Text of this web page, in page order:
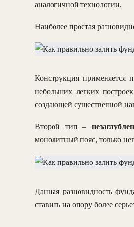
аналогичной технологии.
Наиболее простая
Конструкция применяется
небольших легких
создающей существенной
Второй тип –
монолитный пояс, только
Данная разновидность
ставить на опору более